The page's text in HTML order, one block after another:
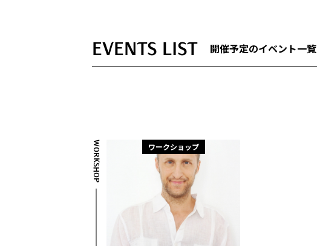
EVENTS LIST 開催予定のイベント一覧
WORKSHOP ワークショップ